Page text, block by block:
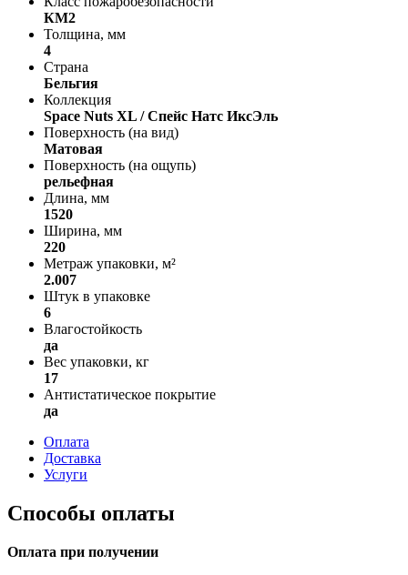
КМ2
Толщина, мм
4
Страна
Бельгия
Коллекция
Space Nuts XL / Спейс Натс ИксЭль
Поверхность (на вид)
Матовая
Поверхность (на ощупь)
рельефная
Длина, мм
1520
Ширина, мм
220
Метраж упаковки, м²
2.007
Штук в упаковке
6
Влагостойкость
да
Вес упаковки, кг
17
Антистатическое покрытие
да
Оплата
Доставка
Услуги
Способы оплаты
Оплата при получении